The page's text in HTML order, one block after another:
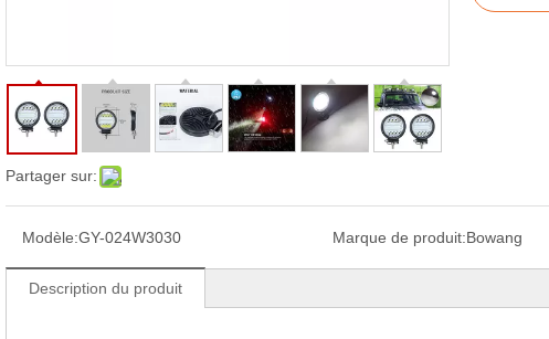
Partager sur:
Modèle:GY-024W3030 Marque de produit:Bowang
Description du produit